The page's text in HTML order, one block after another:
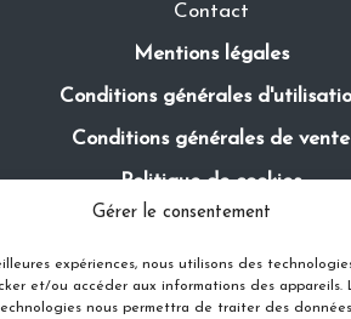
Gérer le consentement
expériences, nous utilisons des
et/ou accéder aux informations des appareils.
nous permettra de traiter des
Contact
Mentions légales
Conditions générales
Conditions générales de vente
Politique de cookies
Politique de confidentialité